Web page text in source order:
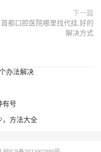
下一篇
首都口腔医院哪里找代挂,好的
解决方式
办法解决
有号
，方法大全